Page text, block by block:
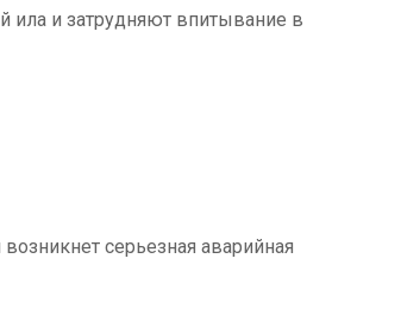
ила и затрудняют впитывание в
серьезная аварийная